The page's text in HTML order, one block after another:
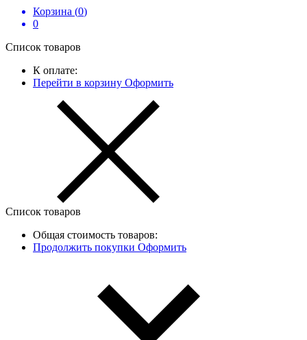
Корзина (0)
0
Список товаров
К оплате:
Перейти в корзину Оформить
Список товаров
Общая стоимость товаров:
Продолжить покупки Оформить